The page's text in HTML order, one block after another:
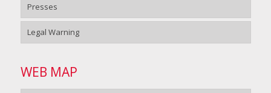
Presses
Legal Warning
WEB MAP